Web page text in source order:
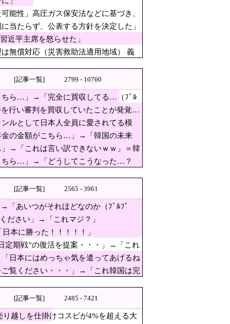
理解を示して……
とする見解で一致」と発表
アカウント使い大量注文 32歳女を逮捕 [8/6]
・・」
日本側騒然、国家予算は使わ
らず、公表する方針を決定
！白人至上主義！どうだ恐いか？』
…」→「完全に買収してる…
能性」高圧ガス保安法などに基づき、
当たらず、公表する方針を決定した」
近平主席を怒らせた」
無償対応（災害救助法適用地域） 義
[記事一覧] 2799 - 10760
ちら…」→「完全に買収してる…（ﾌﾞﾙ
行い審判を買収していたことが発覚…
ルとして日本人全員に愛されてる模
金の金額がこちら…」→「韓国の未来
→「これは言い訳できないｗｗ」＝韓
ちら…」→「どうしてこうなった…？
[記事一覧] 2565 - 3961
「あいつがそれほどなのか（ﾌﾞﾙﾌﾞ
り羨ましいね」
ださい」→「これマジ？」
本に勝った！！！！！」
定期戦”の復活を提案・・・」→「これ
10年後にやらないか？」「やめてく
日本にはめっちゃ気を遣ってあげるね
覧ください・・・」→「これ韓国は完
[記事一覧] 2485 - 7421
越しを仕掛けコスピが4%を超える大